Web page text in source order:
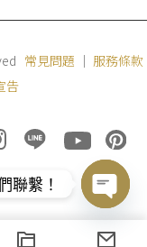
常見問題 ｜ 服務條款
告
聯繫！
chaty